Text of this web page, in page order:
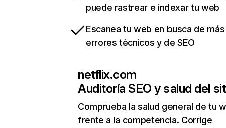
puede rastrear e indexar tu web
Escanea tu web en busca de
errores técnicos y de SEO
netflix.com
Auditoría SEO y salud del
Comprueba la salud general de tu
frente a la competencia. Corrige